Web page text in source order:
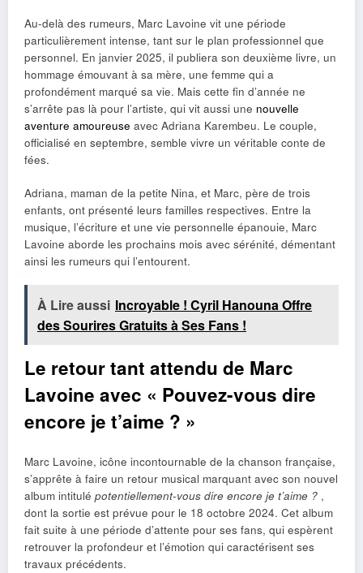
Au-delà des rumeurs, Marc Lavoine vit une période
particulièrement intense, tant sur le plan professionnel que
personnel. En janvier 2025, il publiera son deuxième livre, un
hommage émouvant à sa mère, une femme qui a
profondément marqué sa vie. Mais cette fin d’année ne
s’arrête pas là pour l’artiste, qui vit aussi une nouvelle
aventure amoureuse avec Adriana Karembeu. Le couple,
officialisé en septembre, semble vivre un véritable conte de
fées.
Adriana, maman de la petite Nina, et Marc, père de trois
enfants, ont présenté leurs familles respectives. Entre la
musique, l’écriture et une vie personnelle épanouie, Marc
Lavoine aborde les prochains mois avec sérénité, démentant
ainsi les rumeurs qui l’entourent.
À Lire aussi Incroyable ! Cyril Hanouna Offre
des Sourires Gratuits à Ses Fans !
Le retour tant attendu de Marc
Lavoine avec « Pouvez-vous dire
encore je t’aime ? »
Marc Lavoine, icône incontournable de la chanson française,
s’apprête à faire un retour musical marquant avec son nouvel
album intitulé potentiellement-vous dire encore je t’aime ? ,
dont la sortie est prévue pour le 18 octobre 2024. Cet album
fait suite à une période d’attente pour ses fans, qui espèrent
retrouver la profondeur et l’émotion qui caractérisent ses
travaux précédents.